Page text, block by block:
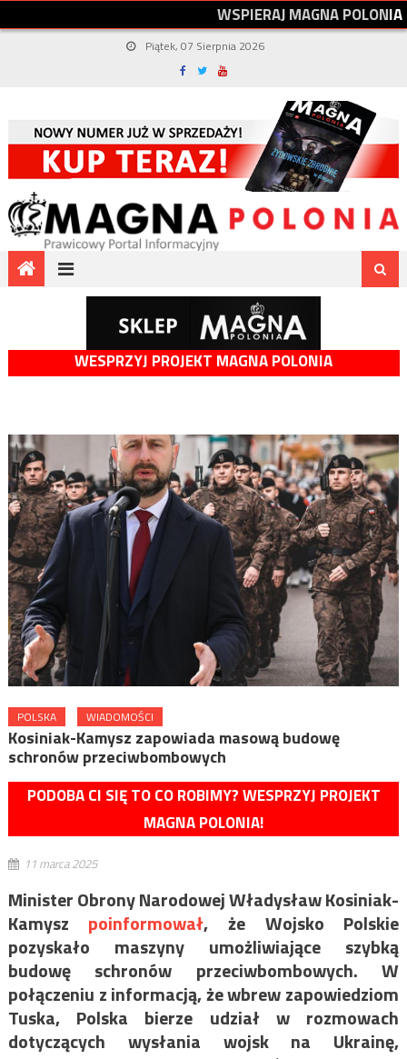
WSPIERAJMAGNAPOLONIA
Piątek, 07 Sierpnia 2026
WESPRZYJ PROJEKT MAGNA POLONIA
POLSKA WIADOMOŚCI
Kosiniak-Kamysz zapowiada masową budowę
schronów przeciwbombowych
PODOBA CI SIĘ TO CO ROBIMY? WESPRZYJ PROJEKT
MAGNA POLONIA!
11 marca 2025
Minister Obrony Narodowej Władysław Kosiniak-
Kamysz poinformował, że Wojsko Polskie
pozyskało maszyny umożliwiające szybką
budowę schronów przeciwbombowych. W
połączeniu z informacją, że wbrew zapowiedziom
Tuska, Polska bierze udział w rozmowach
dotyczących wysłania wojsk na Ukrainę,